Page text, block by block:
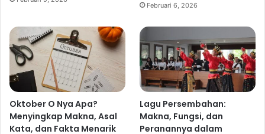
Februari 6, 2026
Oktober O Nya Apa?
Menyingkap Makna, Asal
Kata, dan Fakta Menarik
Lagu Persembahan:
Makna, Fungsi, dan
Peranannya dalam